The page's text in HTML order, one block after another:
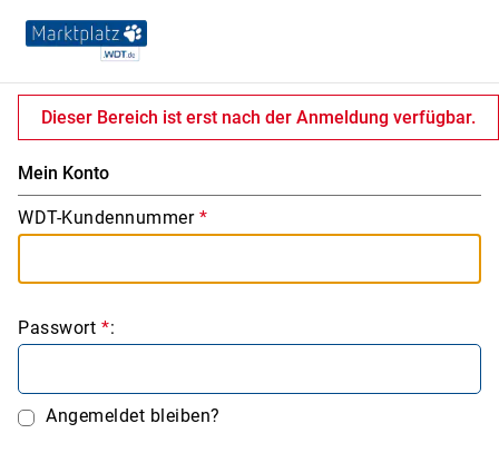
Dieser Bereich ist erst nach der Anmeldung verfügbar.
Mein Konto
WDT-Kundennummer *
Passwort *:
Angemeldet bleiben?